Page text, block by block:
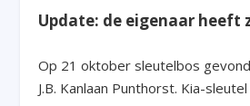
Update: de eigenaar heeft
Op 21 oktober sleutelbos
J.B. Kanlaan Punthorst. Kia-